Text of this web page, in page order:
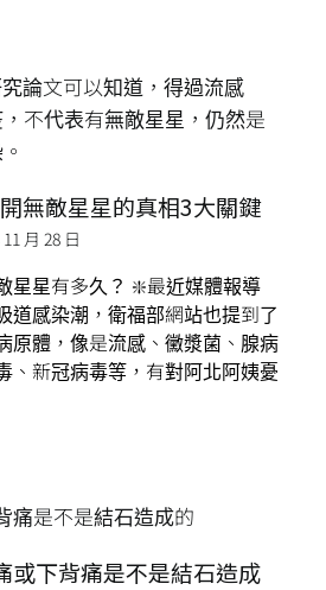
無敵星星的真相3大關鍵
月 28 日
星星有多久？ ❇️最近媒體報導
道感染潮，衛福部網站也提到了
原體，像是流感、黴漿菌、腺病
、新冠病毒等，有對阿北阿姨憂
或下背痛是不是結石造成